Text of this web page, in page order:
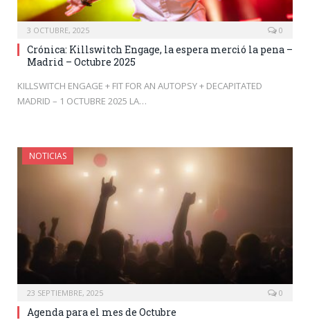
3 OCTUBRE, 2025 0
Crónica: Killswitch Engage, la espera merció la pena –
Madrid – Octubre 2025
KILLSWITCH ENGAGE + FIT FOR AN AUTOPSY + DECAPITATED
MADRID – 1 OCTUBRE 2025 LA…
NOTICIAS
23 SEPTIEMBRE, 2025 0
Agenda para el mes de Octubre